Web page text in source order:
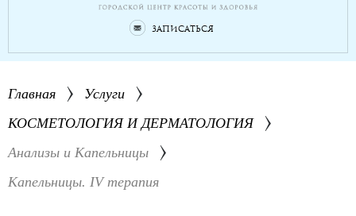
Записаться
Главная
Услуги
КОСМЕТОЛОГИЯ И ДЕРМАТОЛОГИЯ
Анализы и Капельницы
Капельницы. IV терапия